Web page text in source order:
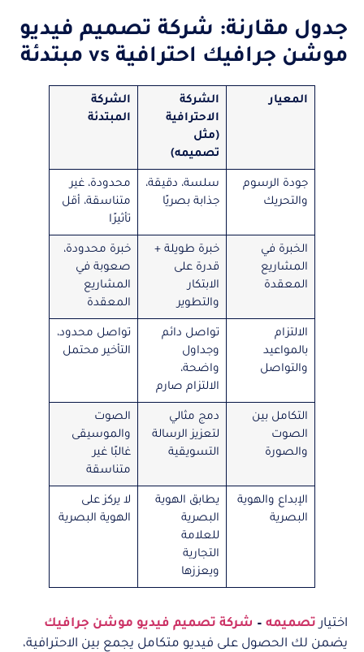
جدول مقارنة: شركة تصميم فيديو
موشن جرافيك احترافية vs مبتدئة
المعيار
الشركة
الاحترافية
(مثل
تصميمه)
الشركة
المبتدئة
جودة الرسوم
والتحريك
سلسة، دقيقة،
جذابة بصريًا
محدودة، غير
متناسقة، أقل
تأثيرًا
الخبرة في
المشاريع
المعقدة
خبرة طويلة +
قدرة على
الابتكار
والتطوير
خبرة محدودة،
صعوبة في
المشاريع
المعقدة
الالتزام
بالمواعيد
والتواصل
تواصل دائم
وجداول
واضحة،
الالتزام صارم
تواصل محدود،
التأخير محتمل
التكامل بين
الصوت
والصورة
دمج مثالي
لتعزيز الرسالة
التسويقية
الصوت
والموسيقى
غالبًا غير
متناسقة
الإبداع والهوية
البصرية
يطابق الهوية
البصرية
للعلامة
التجارية
ويعززها
لا يركز على
الهوية البصرية
اختيار تصميمه – شركة تصميم فيديو موشن جرافيك
يضمن لك الحصول على فيديو متكامل يجمع بين الاحترافية،